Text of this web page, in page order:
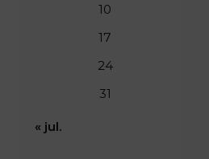
10
17
24
31
« jul.